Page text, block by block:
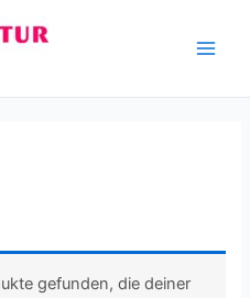
gefunden, die deiner